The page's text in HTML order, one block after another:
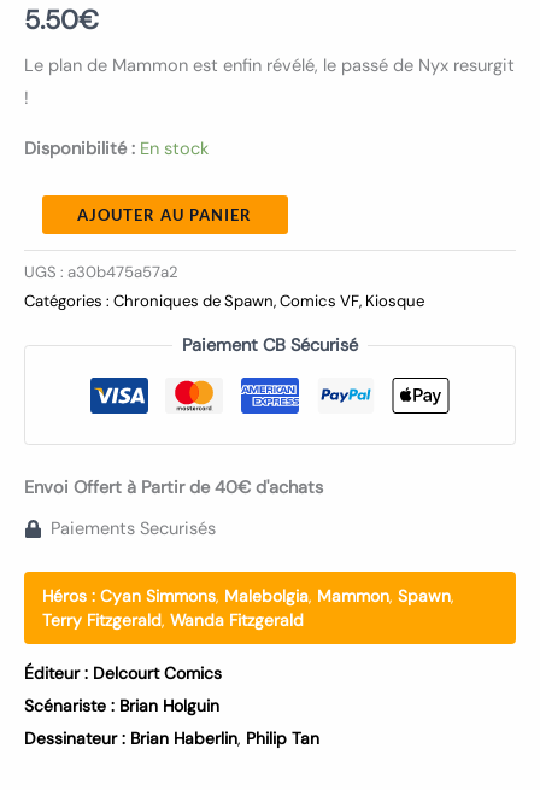
5.50€
Le plan de Mammon est enfin révélé, le passé de Nyx resurgit
!
Disponibilité : En stock
AJOUTER AU PANIER
UGS : a30b475a57a2
Catégories : Chroniques de Spawn,Comics VF, Kiosque
Paiement CB Sécurisé
Envoi Offert à Partir de 40€ d'achats
Paiements Securisés
Héros : Cyan Simmons, Malebolgia, Mammon, Spawn,
Terry Fitzgerald, Wanda Fitzgerald
Éditeur : Delcourt Comics
Scénariste : Brian Holguin
Dessinateur : Brian Haberlin, Philip Tan